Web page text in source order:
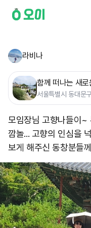
라비나
함께 떠나는 새로
서울특별시 동대문
모임장님 고향나들이~
깜놀... 고향의 인심을
보게 해주신 동창분